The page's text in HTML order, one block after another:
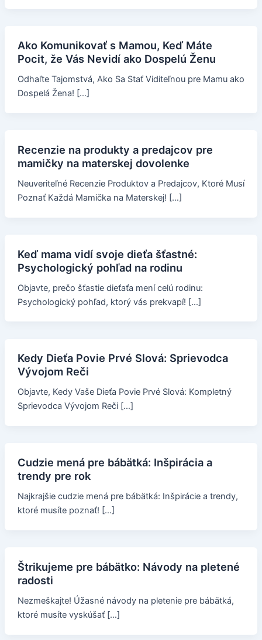
Ako Komunikovať s Mamou, Keď Máte
Pocit, že Vás Nevidí ako Dospelú Ženu
Odhaľte Tajomstvá, Ako Sa Stať Viditeľnou pre Mamu ako
Dospelá Žena! […]
Recenzie na produkty a predajcov pre
mamičky na materskej dovolenke
Neuveriteľné Recenzie Produktov a Predajcov, Ktoré Musí
Poznať Každá Mamička na Materskej! […]
Keď mama vidí svoje dieťa šťastné:
Psychologický pohľad na rodinu
Objavte, prečo šťastie dieťaťa mení celú rodinu:
Psychologický pohľad, ktorý vás prekvapí! […]
Kedy Dieťa Povie Prvé Slová: Sprievodca
Vývojom Reči
Objavte, Kedy Vaše Dieťa Povie Prvé Slová: Kompletný
Sprievodca Vývojom Reči […]
Cudzie mená pre bábätká: Inšpirácia a
trendy pre rok
Najkrajšie cudzie mená pre bábätká: Inšpirácie a trendy,
ktoré musíte poznať! […]
Štrikujeme pre bábätko: Návody na pletené
radosti
Nezmeškajte! Úžasné návody na pletenie pre bábätká,
ktoré musíte vyskúšať […]